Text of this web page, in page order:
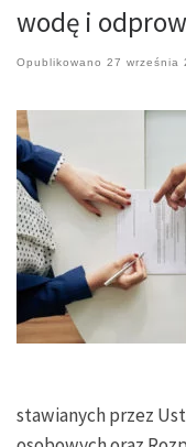
wodę i
Opublikowano 27 września
stawianych przez